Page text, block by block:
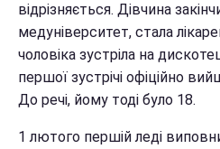
відрізняється. Дівчина
медуніверситет, стала
чоловіка зустріла на
першої зустрічі офіційно
До речі, йому тоді було 18.
1 лютого першій леді